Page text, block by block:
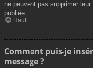
ne peuvent pas supprimer
publiée.
Haut
Comment puis-je
message ?